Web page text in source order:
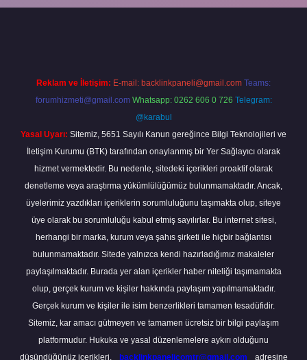
Reklam ve İletişim: E-mail: backlinkpaneli@gmail.com Teams:
forumhizmeti@gmail.com Whatsapp: 0262 606 0 726 Telegram:
@karabul
Yasal Uyarı: Sitemiz, 5651 Sayılı Kanun gereğince Bilgi Teknolojileri ve
İletişim Kurumu (BTK) tarafından onaylanmış bir Yer Sağlayıcı olarak
hizmet vermektedir. Bu nedenle, sitedeki içerikleri proaktif olarak
denetleme veya araştırma yükümlülüğümüz bulunmamaktadır. Ancak,
üyelerimiz yazdıkları içeriklerin sorumluluğunu taşımakta olup, siteye
üye olarak bu sorumluluğu kabul etmiş sayılırlar. Bu internet sitesi,
herhangi bir marka, kurum veya şahıs şirketi ile hiçbir bağlantısı
bulunmamaktadır. Sitede yalnızca kendi hazırladığımız makaleler
paylaşılmaktadır. Burada yer alan içerikler haber niteliği taşımamakta
olup, gerçek kurum ve kişiler hakkında paylaşım yapılmamaktadır.
Gerçek kurum ve kişiler ile isim benzerlikleri tamamen tesadüfidir.
Sitemiz, kar amacı gütmeyen ve tamamen ücretsiz bir bilgi paylaşım
platformudur. Hukuka ve yasal düzenlemelere aykırı olduğunu
düşündüğünüz içerikleri,
backlinkpanelicomtr@gmail.com adresine